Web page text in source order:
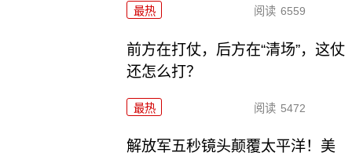
最热 阅读 6559
前方在打仗，后方在“清场”，这仗
还怎么打？
最热 阅读 5472
解放军五秒镜头颠覆太平洋！美